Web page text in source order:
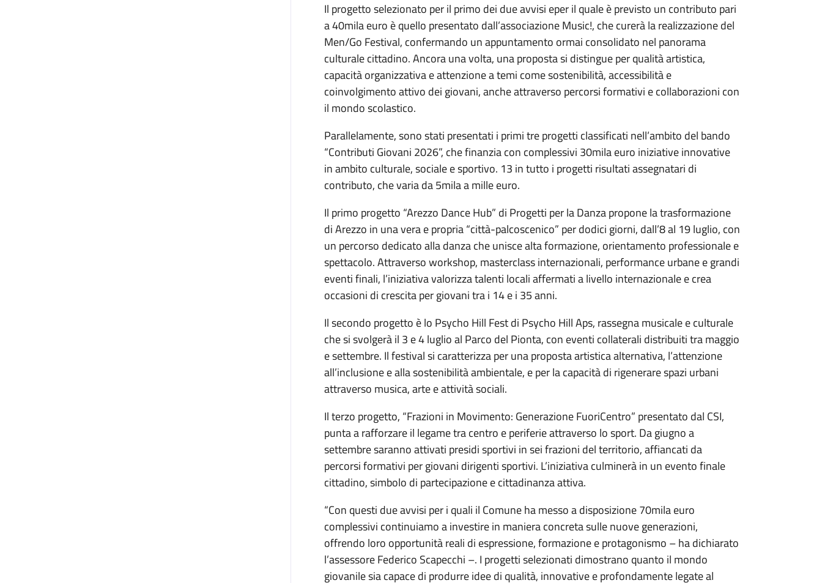
Il progetto selezionato per il primo dei due avvisi eper il quale è previsto un contributo pari
a 40mila euro è quello presentato dall’associazione Music!, che curerà la realizzazione del
Men/Go Festival, confermando un appuntamento ormai consolidato nel panorama
culturale cittadino. Ancora una volta, una proposta si distingue per qualità artistica,
capacità organizzativa e attenzione a temi come sostenibilità, accessibilità e
coinvolgimento attivo dei giovani, anche attraverso percorsi formativi e collaborazioni con
il mondo scolastico.
Parallelamente, sono stati presentati i primi tre progetti classificati nell’ambito del bando
“Contributi Giovani 2026”, che finanzia con complessivi 30mila euro iniziative innovative
in ambito culturale, sociale e sportivo. 13 in tutto i progetti risultati assegnatari di
contributo, che varia da 5mila a mille euro.
Il primo progetto “Arezzo Dance Hub” di Progetti per la Danza propone la trasformazione
di Arezzo in una vera e propria “città-palcoscenico” per dodici giorni, dall’8 al 19 luglio, con
un percorso dedicato alla danza che unisce alta formazione, orientamento professionale e
spettacolo. Attraverso workshop, masterclass internazionali, performance urbane e grandi
eventi finali, l’iniziativa valorizza talenti locali affermati a livello internazionale e crea
occasioni di crescita per giovani tra i 14 e i 35 anni.
Il secondo progetto è lo Psycho Hill Fest di Psycho Hill Aps, rassegna musicale e culturale
che si svolgerà il 3 e 4 luglio al Parco del Pionta, con eventi collaterali distribuiti tra maggio
e settembre. Il festival si caratterizza per una proposta artistica alternativa, l’attenzione
all’inclusione e alla sostenibilità ambientale, e per la capacità di rigenerare spazi urbani
attraverso musica, arte e attività sociali.
Il terzo progetto, “Frazioni in Movimento: Generazione FuoriCentro” presentato dal CSI,
punta a rafforzare il legame tra centro e periferie attraverso lo sport. Da giugno a
settembre saranno attivati presidi sportivi in sei frazioni del territorio, affiancati da
percorsi formativi per giovani dirigenti sportivi. L’iniziativa culminerà in un evento finale
cittadino, simbolo di partecipazione e cittadinanza attiva.
“Con questi due avvisi per i quali il Comune ha messo a disposizione 70mila euro
complessivi continuiamo a investire in maniera concreta sulle nuove generazioni,
offrendo loro opportunità reali di espressione, formazione e protagonismo – ha dichiarato
l’assessore Federico Scapecchi –. I progetti selezionati dimostrano quanto il mondo
giovanile sia capace di produrre idee di qualità, innovative e profondamente legate al